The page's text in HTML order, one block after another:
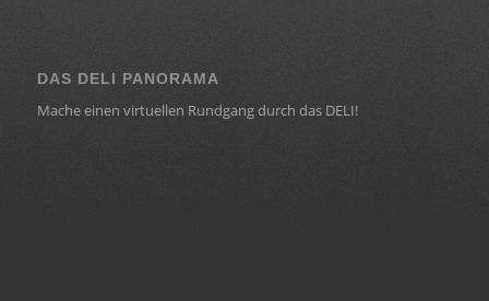
DAS DELI PANORAMA
Mache einen virtuellen Rundgang durch das DELI!